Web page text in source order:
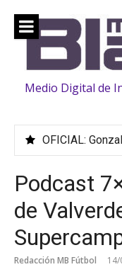
contenido
Medio Digital de
Podcast
de
Redacción MB Fútbol